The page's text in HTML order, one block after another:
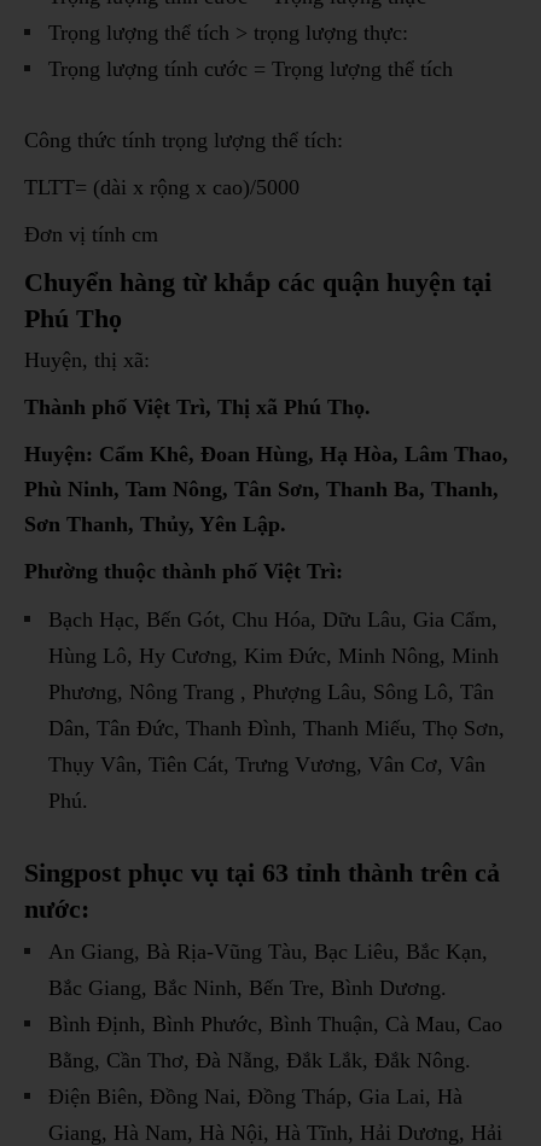
Trọng lượng thể tích > trọng lượng thực:
Trọng lượng tính cước = Trọng lượng thể tích
Công thức tính trọng lượng thể tích:
TLTT= (dài x rộng x cao)/5000
Đơn vị tính cm
Chuyển hàng từ khắp các quận huyện tại
Phú Thọ
Huyện, thị xã:
Thành phố Việt Trì, Thị xã Phú Thọ.
Huyện: Cẩm Khê, Đoan Hùng, Hạ Hòa, Lâm Thao,
Phù Ninh, Tam Nông, Tân Sơn, Thanh Ba, Thanh,
Sơn Thanh, Thủy, Yên Lập.
Phường thuộc thành phố Việt Trì:
Bạch Hạc, Bến Gót, Chu Hóa, Dữu Lâu, Gia Cẩm,
Hùng Lô, Hy Cương, Kim Đức, Minh Nông, Minh
Phương, Nông Trang , Phượng Lâu, Sông Lô, Tân
Dân, Tân Đức, Thanh Đình, Thanh Miếu, Thọ Sơn,
Thụy Vân, Tiên Cát, Trưng Vương, Vân Cơ, Vân
Phú.
Singpost phục vụ tại 63 tỉnh thành trên cả
nước:
An Giang, Bà Rịa-Vũng Tàu, Bạc Liêu, Bắc Kạn,
Bắc Giang, Bắc Ninh, Bến Tre, Bình Dương.
Bình Định, Bình Phước, Bình Thuận, Cà Mau, Cao
Bằng, Cần Thơ, Đà Nẵng, Đắk Lắk, Đắk Nông.
Điện Biên, Đồng Nai, Đồng Tháp, Gia Lai, Hà
Giang, Hà Nam, Hà Nội, Hà Tĩnh, Hải Dương, Hải